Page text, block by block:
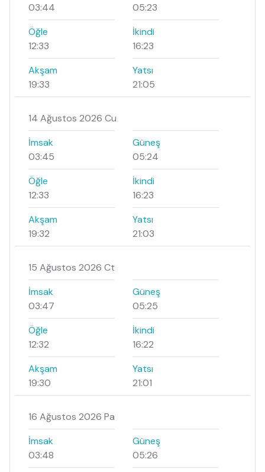
03:44
05:23
Öğle
12:33
İkindi
16:23
Akşam
19:33
Yatsı
21:05
14 Ağustos 2026 Cu
İmsak
03:45
Güneş
05:24
Öğle
12:33
İkindi
16:23
Akşam
19:32
Yatsı
21:03
15 Ağustos 2026 Ct
İmsak
03:47
Güneş
05:25
Öğle
12:32
İkindi
16:22
Akşam
19:30
Yatsı
21:01
16 Ağustos 2026 Pa
İmsak
03:48
Güneş
05:26